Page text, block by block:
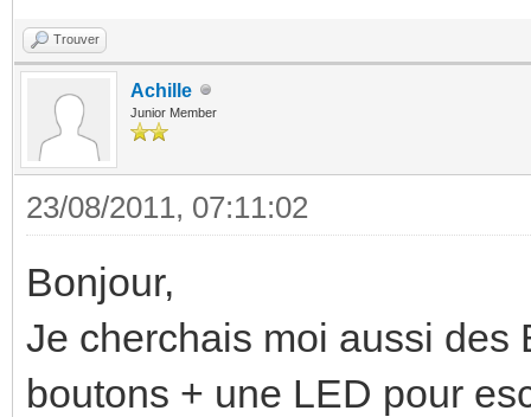
Trouver
Achille
Junior Member
23/08/2011, 07:11:02
Bonjour,
Je cherchais moi aussi des
boutons + une LED pour